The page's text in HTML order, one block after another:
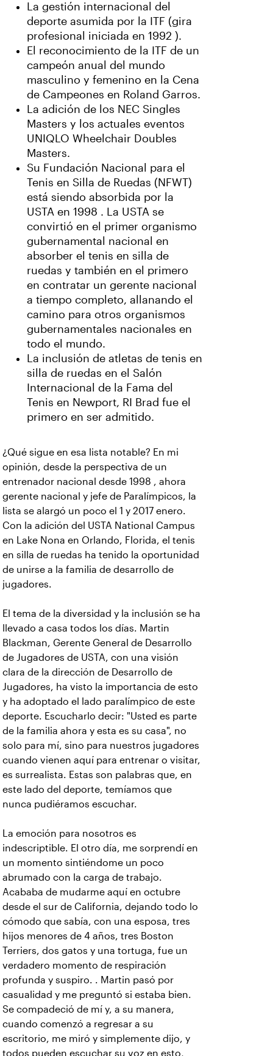
La gestión internacional del
deporte asumida por la ITF (gira
profesional iniciada en 1992 ).
El reconocimiento de la ITF de un
campeón anual del mundo
masculino y femenino en la Cena
de Campeones en Roland Garros.
La adición de los NEC Singles
Masters y los actuales eventos
UNIQLO Wheelchair Doubles
Masters.
Su Fundación Nacional para el
Tenis en Silla de Ruedas (NFWT)
está siendo absorbida por la
USTA en 1998 . La USTA se
convirtió en el primer organismo
gubernamental nacional en
absorber el tenis en silla de
ruedas y también en el primero
en contratar un gerente nacional
a tiempo completo, allanando el
camino para otros organismos
gubernamentales nacionales en
todo el mundo.
La inclusión de atletas de tenis en
silla de ruedas en el Salón
Internacional de la Fama del
Tenis en Newport, RI Brad fue el
primero en ser admitido.
¿Qué sigue en esa lista notable? En mi
opinión, desde la perspectiva de un
entrenador nacional desde 1998 , ahora
gerente nacional y jefe de Paralímpicos, la
lista se alargó un poco el 1 y 2017 enero.
Con la adición del USTA National Campus
en Lake Nona en Orlando, Florida, el tenis
en silla de ruedas ha tenido la oportunidad
de unirse a la familia de desarrollo de
jugadores.
El tema de la diversidad y la inclusión se ha
llevado a casa todos los días. Martin
Blackman, Gerente General de Desarrollo
de Jugadores de USTA, con una visión
clara de la dirección de Desarrollo de
Jugadores, ha visto la importancia de esto
y ha adoptado el lado paralímpico de este
deporte. Escucharlo decir: "Usted es parte
de la familia ahora y esta es su casa", no
solo para mí, sino para nuestros jugadores
cuando vienen aquí para entrenar o visitar,
es surrealista. Estas son palabras que, en
este lado del deporte, temíamos que
nunca pudiéramos escuchar.
La emoción para nosotros es
indescriptible. El otro día, me sorprendí en
un momento sintiéndome un poco
abrumado con la carga de trabajo.
Acababa de mudarme aquí en octubre
desde el sur de California, dejando todo lo
cómodo que sabía, con una esposa, tres
hijos menores de 4 años, tres Boston
Terriers, dos gatos y una tortuga, fue un
verdadero momento de respiración
profunda y suspiro. . Martin pasó por
casualidad y me preguntó si estaba bien.
Se compadeció de mí y, a su manera,
cuando comenzó a regresar a su
escritorio, me miró y simplemente dijo, y
todos pueden escuchar su voz en esto,